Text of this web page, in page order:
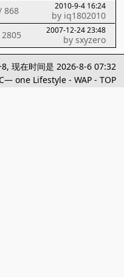
868 2010-9-4 16:24
by iq1802010
2805 2007-12-24 23:48
bysxyzero
现在时间是 2026-8-6 07:32
one Lifestyle- WAP- TOP